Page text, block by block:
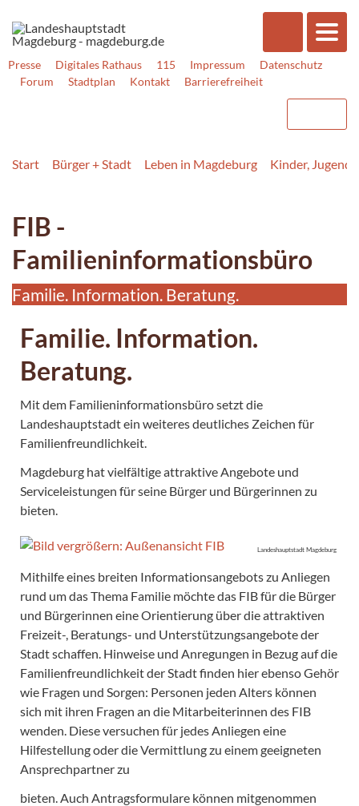
Presse Digitales Rathaus 115 Impressum
Datenschutz
Forum
Stadtplan Kontakt Barrierefreiheit
Start Bürger + Stadt Leben in Magdeburg Kinder, Jugend,
FIB -
Familieninformationsbüro
Familie. Information. Beratung.
Familie. Information.
Beratung.
Mit dem Familieninformationsbüro setzt die
Landeshauptstadt ein weiteres deutliches Zeichen für
Familienfreundlichkeit.
Magdeburg hat vielfältige attraktive Angebote und
Serviceleistungen für seine Bürger und Bürgerinnen zu
bieten.
Landeshauptstadt Magdeburg
Mithilfe eines breiten Informationsangebots zu Anliegen
rund um das Thema Familie möchte das FIB für die Bürger
und Bürgerinnen eine Orientierung über die attraktiven
Freizeit-, Beratungs- und Unterstützungsangebote der
Stadt schaffen. Hinweise und Anregungen in Bezug auf die
Familienfreundlichkeit der Stadt finden hier ebenso Gehör
wie Fragen und Sorgen: Personen jeden Alters können
sich mit ihren Fragen an die Mitarbeiterinnen des FIB
wenden. Diese versuchen für jedes Anliegen eine
Hilfestellung oder die Vermittlung zu einem geeigneten
Ansprechpartner zu
bieten. Auch Antragsformulare können mitgenommen